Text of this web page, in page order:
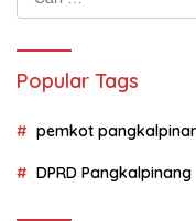
untuk:
Popular Tags
pemkot
DPRD Pangkalpinang